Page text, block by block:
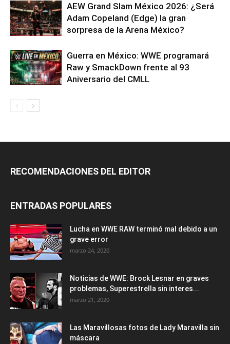
AEW Grand Slam México 2026: ¿Será
Adam Copeland (Edge) la gran
sorpresa de la Arena México?
Guerra en México: WWE programará
Raw y SmackDown frente al 93
Aniversario del CMLL
RECOMENDACIONES DEL EDITOR
ENTRADAS POPULARES
Lucha en WWE RAW terminó mal debido a un
grave error
marzo 24, 2020
Noticias de WWE: Brock Lesnar en graves
problemas, Superestrella sin interes...
marzo 21, 2020
Las Maravillosas fotos de Lady Maravilla sin
máscara